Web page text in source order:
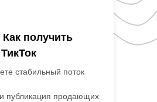
получить
стабильный поток
публикация продающих